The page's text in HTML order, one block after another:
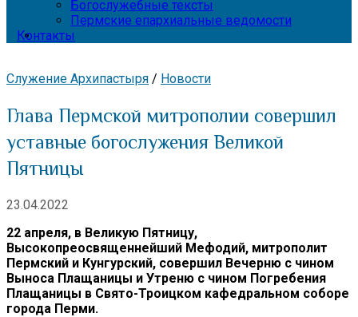
Богослужебные тексты
Пермские епархиальные ведомости
Контакты
Служение Архипастыря / Новости
Глава Пермской митрополии совершил
уставные богослужения Великой
Пятницы
23.04.2022
22 апреля, в Великую Пятницу,
Высокопреосвященнейший Мефодий, митрополит
Пермский и Кунгурский, совершил Вечерню с чином
Выноса Плащаницы и Утреню с чином Погребения
Плащаницы в Свято-Троицком кафедральном соборе
города Перми.